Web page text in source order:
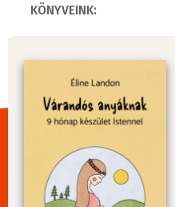
KÖNYVEINK: